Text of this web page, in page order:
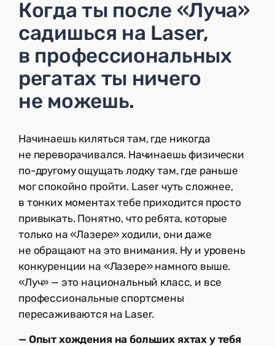
Когда ты после «Луча»
садишься на Laser,
в профессиональных
регатах ты ничего
не можешь.
Начинаешь киляться там, где никогда
не переворачивался. Начинаешь физически
по-другому ощущать лодку там, где раньше
мог спокойно пройти. Laser чуть сложнее,
в тонких моментах тебе приходится просто
привыкать. Понятно, что ребята, которые
только на «Лазере» ходили, они даже
не обращают на это внимания. Ну и уровень
конкуренции на «Лазере» намного выше.
«Луч» — это национальный класс, и все
профессиональные спортсмены
пересаживаются на Laser.
— Опыт хождения на больших яхтах у тебя